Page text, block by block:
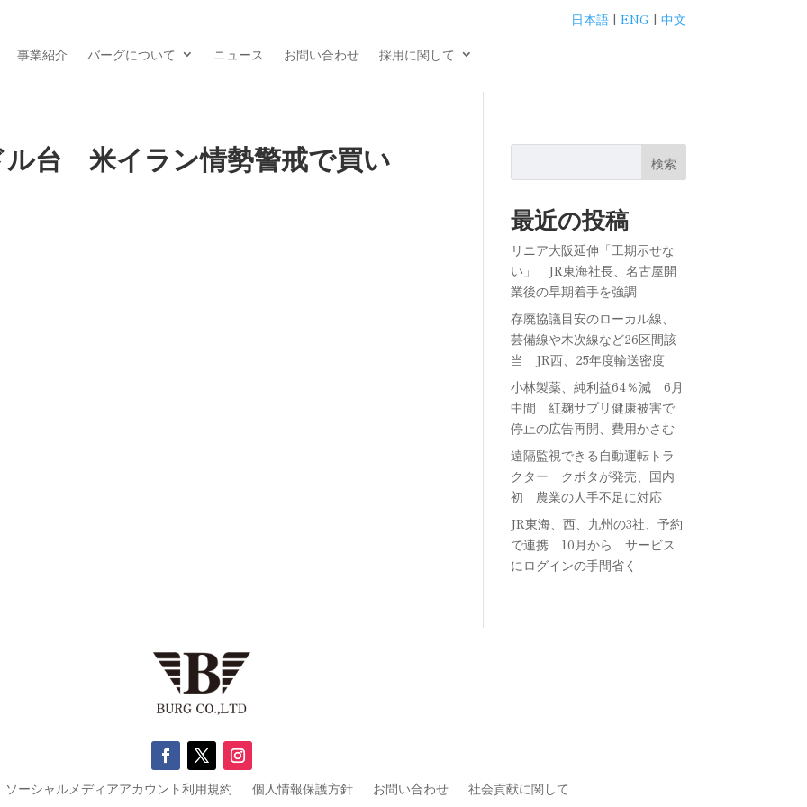
日本語| ENG| 中文
事業紹介 バーグについて ニュース お問い合わせ 採用に関して
ル台 米イラン情勢警戒で買い 検索
最近の投稿
リニア大阪延伸「工期示せな
い」 JR東海社長、名古屋開
業後の早期着手を強調
存廃協議目安のローカル線、
芸備線や木次線など26区間該
当 JR西、25年度輸送密度
小林製薬、純利益64％減 6月
中間 紅麹サプリ健康被害で
停止の広告再開、費用かさむ
遠隔監視できる自動運転トラ
クター クボタが発売、国内
初 農業の人手不足に対応
JR東海、西、九州の3社、予約
で連携 10月から サービス
にログインの手間省く
ソーシャルメディアアカウント利用規約 個人情報保護方針 お問い合わせ 社会貢献に関して